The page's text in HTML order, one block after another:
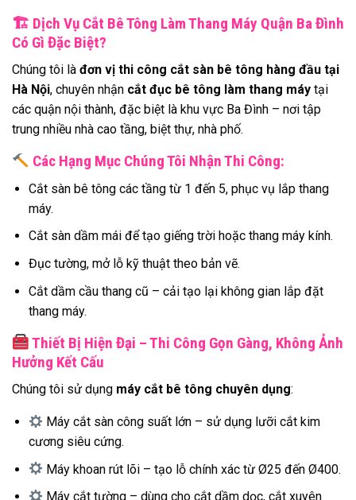
🏗 ️ Dịch Vụ Cắt Bê Tông Làm Thang Máy Quận Ba Đình
Có Gì Đặc Biệt?
Chúng tôi là đơn vị thi công cắt sàn bê tông hàng đầu tại
Hà Nội, chuyên nhận cắt đục bê tông làm thang máy tại
các quận nội thành, đặc biệt là khu vực Ba Đình – nơi tập
trung nhiều nhà cao tầng, biệt thự, nhà phố.
Các Hạng Mục Chúng Tôi Nhận Thi Công:
Cắt sàn bê tông các tầng từ 1 đến 5, phục vụ lắp thang
máy.
Cắt sàn dầm mái để tạo giếng trời hoặc thang máy kính.
Đục tường, mở lỗ kỹ thuật theo bản vẽ.
Cắt dầm cầu thang cũ – cải tạo lại không gian lắp đặt
thang máy.
Thiết Bị Hiện Đại – Thi Công Gọn Gàng, Không Ảnh
Hưởng Kết Cấu
Chúng tôi sử dụng máy cắt bê tông chuyên dụng:
Máy cắt sàn công suất lớn – sử dụng lưỡi cắt kim
cương siêu cứng.
Máy khoan rút lõi – tạo lỗ chính xác từ Ø25 đến Ø400.
Máy cắt tường – dùng cho cắt dầm dọc, cắt xuyên